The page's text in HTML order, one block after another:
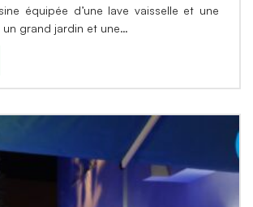
équipée d’une lave vaisselle et une
un grand jardin et une…